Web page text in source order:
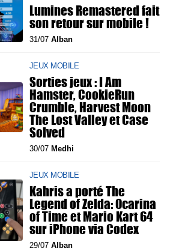
Lumines Remastered fait
son retour sur mobile !
31/07 Alban
JEUX MOBILE
Sorties jeux : I Am
Hamster, CookieRun
Crumble, Harvest Moon
The Lost Valley et Case
Solved
30/07 Medhi
JEUX MOBILE
Kahris a porté The
Legend of Zelda: Ocarina
of Time et Mario Kart 64
sur iPhone via Codex
29/07 Alban